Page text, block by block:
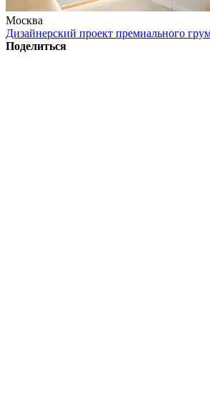
Москва
Дизайнерский проект премиального
Поделиться